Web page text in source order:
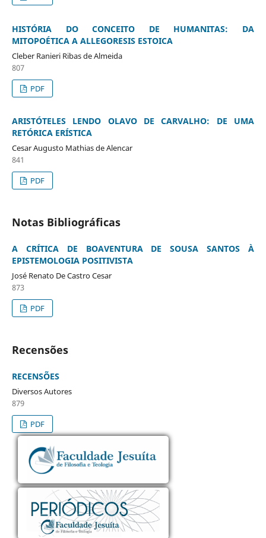
HISTÓRIA DO CONCEITO DE HUMANITAS: DA
MITOPOÉTICA A ALLEGORESIS ESTOICA
Cleber Ranieri Ribas de Almeida
807
PDF
ARISTÓTELES LENDO OLAVO DE CARVALHO: DE UMA
RETÓRICA ERÍSTICA
Cesar Augusto Mathias de Alencar
841
PDF
Notas Bibliográficas
A CRÍTICA DE BOAVENTURA DE SOUSA SANTOS À
EPISTEMOLOGIA POSITIVISTA
José Renato De Castro Cesar
873
PDF
Recensões
RECENSÕES
Diversos Autores
879
PDF